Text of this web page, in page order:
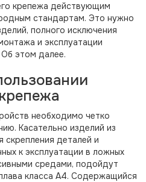
крепежа действующим
стандартам. Это нужно
полного исключения
и эксплуатации
этом далее.
необходимо четко
Касательно изделий из
деталей и
к эксплуатации в ложных
средами, подойдут
класса А4. Содержащийся